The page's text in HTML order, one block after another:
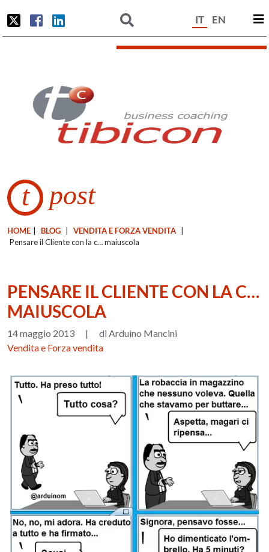
IT EN
t post
HOME BLOG VENDITA E FORZA VENDITA
Pensare il Cliente con la c… maiuscola
PENSARE IL CLIENTE CON LA C…
MAIUSCOLA
14 maggio 2013 |
di Arduino Mancini
Vendita e Forza vendita